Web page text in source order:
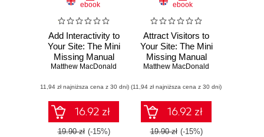
ebook
Add Interactivity to
Your Site: The Mini
Missing Manual
Matthew MacDonald
(11,94 zł najniższa cena z 30 dni)
16.92 zł
19.90 zł (-15%)
ebook
Attract Visitors to
Your Site: The Mini
Missing Manual
Matthew MacDonald
(11,94 zł najniższa cena z 30 dni)
16.92 zł
19.90 zł (-15%)